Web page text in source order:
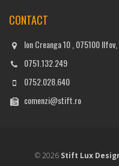
CONTACT
Ion Creanga 10 , 075100
0751.132.249
0752.028.640
comenzi@stift.ro
© 2026 Stift Lux